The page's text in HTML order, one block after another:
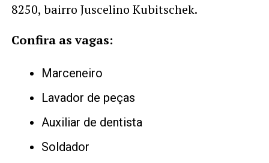
8250, bairro Juscelino Kubitschek.
Confira as vagas:
Marceneiro
Lavador de peças
Auxiliar de dentista
Soldador